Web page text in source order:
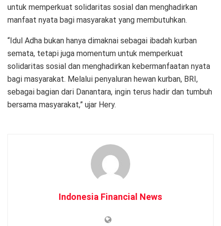
untuk memperkuat solidaritas sosial dan menghadirkan
manfaat nyata bagi masyarakat yang membutuhkan.
“Idul Adha bukan hanya dimaknai sebagai ibadah kurban
semata, tetapi juga momentum untuk memperkuat
solidaritas sosial dan menghadirkan kebermanfaatan nyata
bagi masyarakat. Melalui penyaluran hewan kurban, BRI,
sebagai bagian dari Danantara, ingin terus hadir dan tumbuh
bersama masyarakat,” ujar Hery.
Indonesia Financial News